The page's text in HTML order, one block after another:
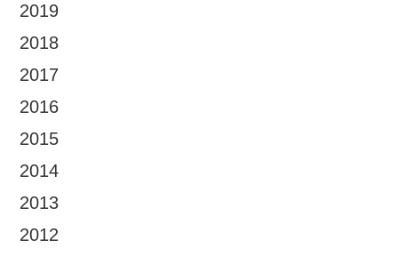
2019
2018
2017
2016
2015
2014
2013
2012